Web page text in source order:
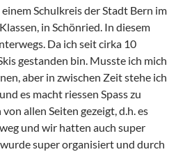
Schulkreis der Stadt Bern im
in Schönried. In diesem
Da ich seit cirka 10
gestanden bin. Musste ich mich
aber in zwischen Zeit stehe ich
es macht riessen Spass zu
allen Seiten gezeigt, d.h. es
und wir hatten auch super
super organisiert und durch